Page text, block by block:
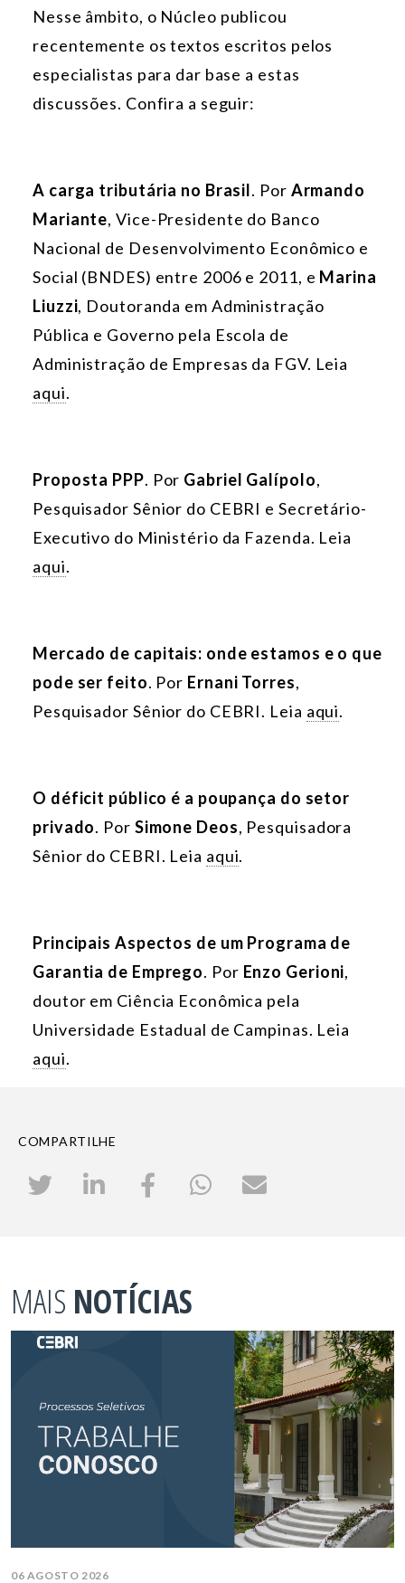
Nesse âmbito, o Núcleo publicou
recentemente os textos escritos pelos
especialistas para dar base a estas
discussões. Confira a seguir:
A carga tributária no Brasil. Por Armando
Mariante, Vice-Presidente do Banco
Nacional de Desenvolvimento Econômico e
Social (BNDES) entre 2006 e 2011, e Marina
Liuzzi, Doutoranda em Administração
Pública e Governo pela Escola de
Administração de Empresas da FGV. Leia
aqui.
Proposta PPP. Por Gabriel Galípolo,
Pesquisador Sênior do CEBRI e Secretário-
Executivo do Ministério da Fazenda. Leia
aqui.
Mercado de capitais: onde estamos e o que
pode ser feito. Por Ernani Torres,
Pesquisador Sênior do CEBRI. Leia aqui.
O déficit público é a poupança do setor
privado. Por Simone Deos, Pesquisadora
Sênior do CEBRI. Leia aqui.
Principais Aspectos de um Programa de
Garantia de Emprego. Por Enzo Gerioni,
doutor em Ciência Econômica pela
Universidade Estadual de Campinas. Leia
aqui.
COMPARTILHE
MAIS NOTÍCIAS
06 AGOSTO 2026